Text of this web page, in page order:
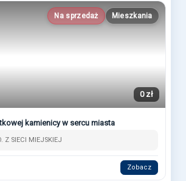
Na sprzedaż Mieszkania
0 zł
kamienicy w sercu miasta
Z SIECI MIEJSKIEJ
Zobacz